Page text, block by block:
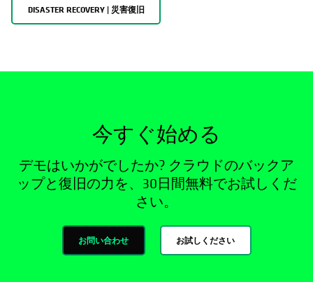
DISASTER RECOVERY | 災害復旧
今すぐ始める
デモはいかがでしたか? クラウドのバックア
ップと復旧の力を、30日間無料でお試しくだ
さい。
お問い合わせ お試しください